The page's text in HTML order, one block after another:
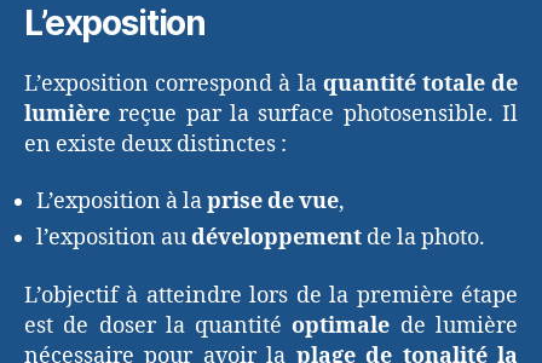
L’exposition
L’exposition correspond à la quantité totale de
lumière reçue par la surface photosensible. Il
en existe deux distinctes :
L’exposition à laprise de vue,
l’exposition audéveloppement de la photo.
L’objectif à atteindre lors de la première étape
est de doser la quantitéoptimale de lumière
nécessaire pour avoir la plage de tonalité la